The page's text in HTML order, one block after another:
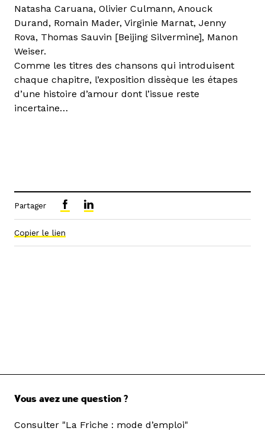
Natasha Caruana, Olivier Culmann, Anouck
Durand, Romain Mader, Virginie Marnat, Jenny
Rova, Thomas Sauvin [Beijing Silvermine], Manon
Weiser.
Comme les titres des chansons qui introduisent
chaque chapitre, l’exposition dissèque les étapes
d’une histoire d’amour dont l’issue reste
incertaine…
Partager
Copier le lien
Vous avez une question ?
Consulter "La Friche : mode d’emploi"